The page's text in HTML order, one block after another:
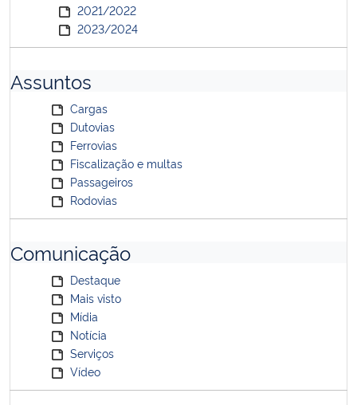
2021/2022
2023/2024
Assuntos
Cargas
Dutovias
Ferrovias
Fiscalização e multas
Passageiros
Rodovias
Comunicação
Destaque
Mais visto
Mídia
Notícia
Serviços
Vídeo